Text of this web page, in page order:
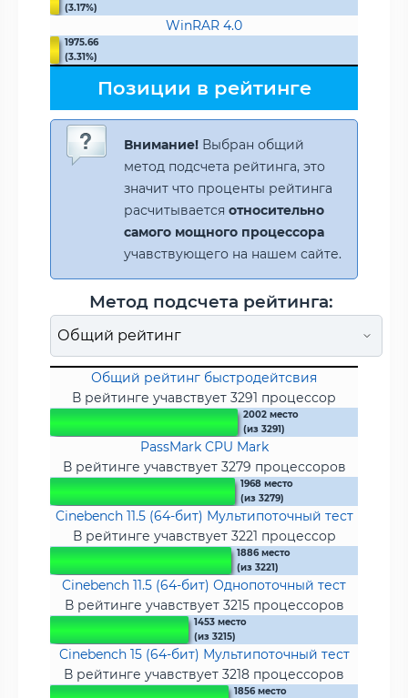
(3.17%)
WinRAR 4.0
1975.66
(3.31%)
Позиции в рейтинге
Внимание! Выбран общий
метод подсчета рейтинга, это
значит что проценты рейтинга
расчитывается относительно
самого мощного процессора
учавствующего на нашем сайте.
Метод подсчета рейтинга:
Общий рейтинг быстродейтсвия
В рейтинге учавствует 3291 процессор
2002 место
(из 3291)
PassMark CPU Mark
В рейтинге учавствует 3279 процессоров
1968 место
(из 3279)
Cinebench 11.5 (64-бит) Мультипоточный тест
В рейтинге учавствует 3221 процессор
1886 место
(из 3221)
Cinebench 11.5 (64-бит) Однопоточный тест
В рейтинге учавствует 3215 процессоров
1453 место
(из 3215)
Cinebench 15 (64-бит) Мультипоточный тест
В рейтинге учавствует 3218 процессоров
1856 место